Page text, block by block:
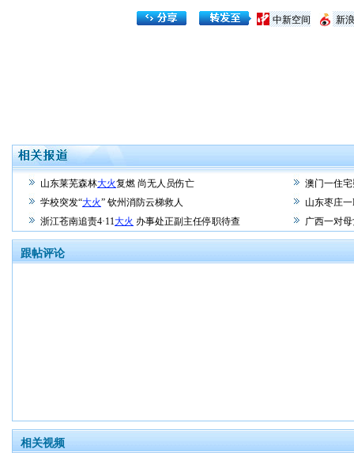
新
中新空间
山东莱芜森林大火复燃 尚无人员伤亡
澳门一住
学校突发“大火” 钦州消防云梯救人
山东枣庄
浙江苍南追责4·11大火 办事处正副主任停职待查 广西一对
跟帖评论
相关视频